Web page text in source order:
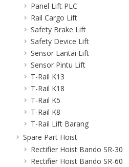
Panel Lift PLC
Rail Cargo Lift
Safety Brake Lift
Safety Device Lift
Sensor Lantai Lift
Sensor Pintu Lift
T-Rail K13
T-Rail K18
T-Rail K5
T-Rail K8
T-Rail Lift Barang
Spare Part Hoist
Rectifier Hoist Bando SR-30
Rectifier Hoist Bando SR-60